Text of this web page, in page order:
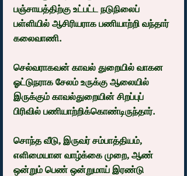
பஞ்சாயத்திற்கு உட்பட்ட நடுநிலைப்
பள்ளியில் ஆசிரியராக பணியாற்றி வந்தார்
கலைவாணி.
செல்வராகவன் காவல் துறையில் வாகன
ஓட்டுநராக சேலம் உருக்கு ஆலையில்
இருக்கும் காவல்துறையின் சிறப்புப்
பிரிவில் பணியாற்றிக்கொண்டிருந்தார்.
சொந்த வீடு, இருவர் சம்பாத்தியம்,
எளிமையான வாழ்க்கை முறை, ஆண்
ஒன்றும் பெண் ஒன்றுமாய் இரண்டு